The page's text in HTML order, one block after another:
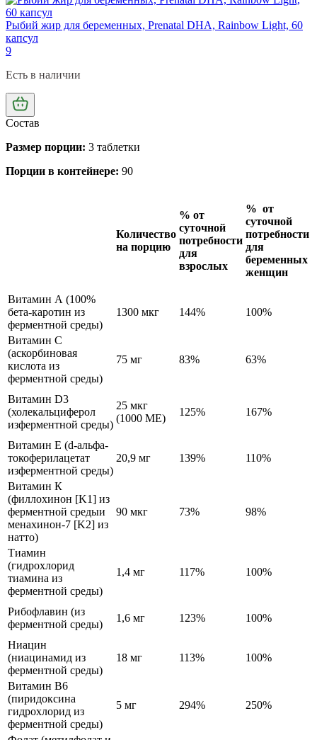
Рыбий жир для беременных, Prenatal DHA, Rainbow Light, 60
капсул
9
Есть в наличии
Состав
Размер порции: 3 таблетки
Порции в контейнере: 90
Количество
на порцию
% от
суточной
потребности
для
взрослых
% от
суточной
потребности
для
беременных
женщин
Витамин А (100%
бета-каротин из
ферментной среды)
1300 мкг 144% 100%
Витамин С
(аскорбиновая
кислота из
ферментной среды)
75 мг 83% 63%
Витамин D3
(холекальциферол
изферментной среды)
25 мкг
(1000 МЕ)
125% 167%
Витамин Е (d-альфа-
токоферилацетат
изферментной среды)
20,9 мг 139% 110%
Витамин К
(филлохинон [K1] из
ферментной средыи
менахинон-7 [K2] из
натто)
90 мкг 73% 98%
Тиамин
(гидрохлорид
тиамина из
ферментной среды)
1,4 мг 117% 100%
Рибофлавин (из
ферментной среды)
1,6 мг 123% 100%
Ниацин
(ниацинамид из
ферментной среды)
18 мг 113% 100%
Витамин В6
(пиридоксина
гидрохлорид из
ферментной среды)
5 мг 294% 250%